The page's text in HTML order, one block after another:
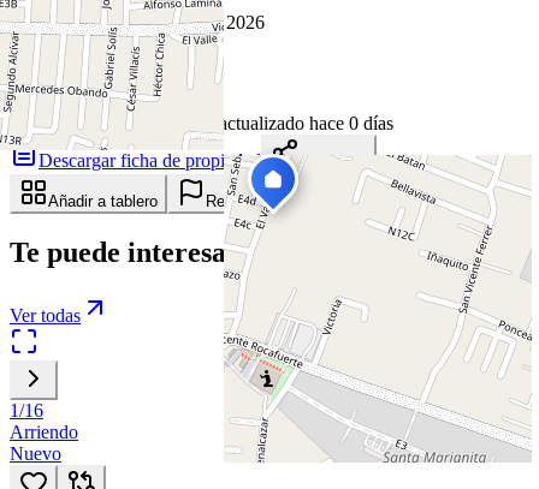
Publicado 5 de mayo de 2026
6
visitas
5 de mayo de 2026
95 días en el mercado
· actualizado hace 0 días
Descargar ficha de propiedad
Compartir
Añadir a tablero Reportar anuncio
Te puede interesar
Ver todas
1/16
Arriendo
Nuevo